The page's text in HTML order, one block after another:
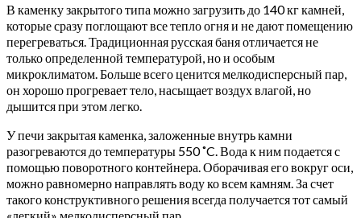
В каменку закрытого типа можно загрузить до 140 кг камней,
которые сразу поглощают все тепло огня и не дают помещению
перегреваться. Традиционная русская баня отличается не
только определенной температурой, но и особым
микроклиматом. Больше всего ценится мелкодисперсный пар,
он хорошо прогревает тело, насыщает воздух влагой, но
дышится при этом легко.
У печи закрытая каменка, заложенные внутрь камни
разогреваются до температуры 550 ˚C. Вода к ним подается с
помощью поворотного контейнера. Оборачивая его вокруг оси,
можно равномерно направлять воду ко всем камням. За счет
такого конструктивного решения всегда получается тот самый
«легкий» мелкодисперсный пар.